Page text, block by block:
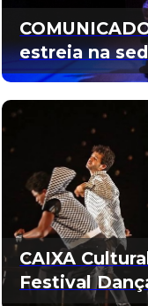
estreia na
CAIXA
Festival